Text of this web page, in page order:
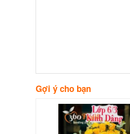
Gợi ý cho bạn